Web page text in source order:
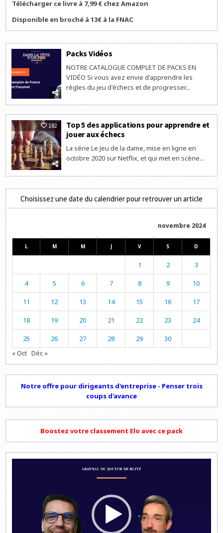
Télécharger ce livre à 7,99 € chez Amazon
Disponible en broché à 13€ à la FNAC
Packs Vidéos
NOTRE CATALOGUE COMPLET DE PACKS EN
VIDÉO Si vous avez envie d'apprendre les
règles du jeu d'échecs et de progresser...
182
Top 5 des applications pour apprendre et
jouer aux échecs
La série Le Jeu de la dame, mise en ligne en
octobre 2020 sur Netflix, et qui met en scène...
Choisissez une date du calendrier pour retrouver un article
novembre 2024
L M M J V S D
1 2 3
4 5 6 7 8 9 10
11 12 13 14 15 16 17
18 19 20 21 22 23 24
25 26 27 28 29
30
« Oct Déc »
Notre offre pour dirigeants d'entreprise - Penser trois
coups d'avance
Boostez votre classement Elo avec ce pack